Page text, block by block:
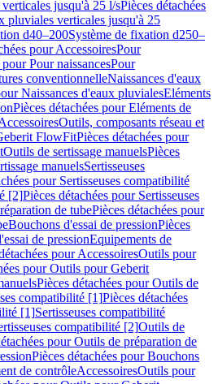
jusqu'à 25 l/sPièces détachées
pluviales verticales jusqu'à 25
d40–200Système de fixation d250–
pour AccessoiresPour
Pour naissancesPour
conventionnelleNaissances d'eaux
Naissances d'eaux pluvialesEléments
Pièces détachées pour Eléments de
Outils, composants réseau et
FlowFitPièces détachées pour
Outils de sertissage manuelsPièces
manuelsSertisseuses
pour Sertisseuses compatibilité
[2]Pièces détachées pour Sertisseuses
de tubePièces détachées pour
Bouchons d'essai de pressionPièces
de pressionEquipements de
pour AccessoiresOutils pour
pour Outils pour Geberit
Pièces détachées pour Outils de
compatibilité [1]Pièces détachées
[1]Sertisseuses compatibilité
compatibilité [2]Outils de
pour Outils de préparation de
Pièces détachées pour Bouchons
de contrôleAccessoiresOutils pour